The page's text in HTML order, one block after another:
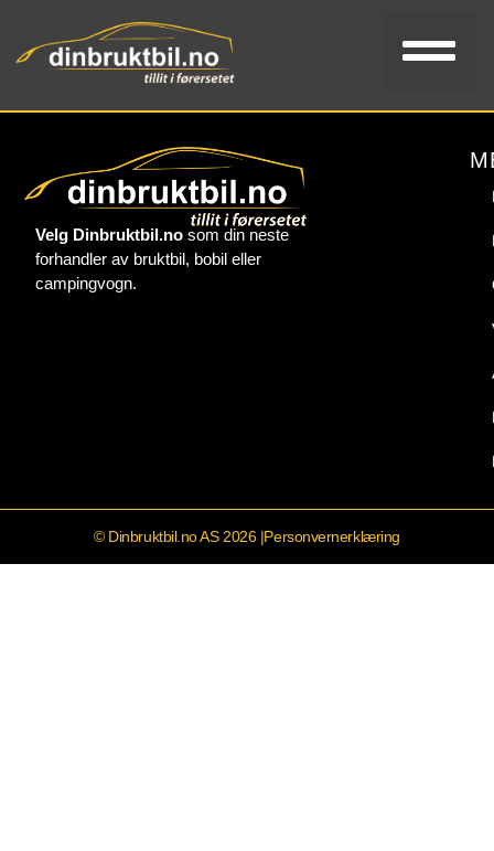
Velg Dinbruktbil.nosom din neste
forhandler av bruktbil, bobil eller
campingvogn.
© Dinbruktbil.no AS 2026 |Personvernerklæring